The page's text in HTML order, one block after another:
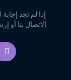
إذا لم تجد
الاتصال بنا